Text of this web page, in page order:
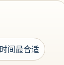
间最合适